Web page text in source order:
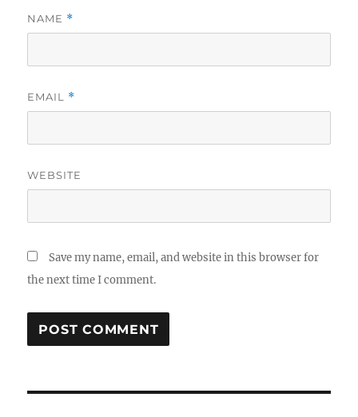
NAME *
EMAIL *
WEBSITE
Save my name, email, and website in this browser for
the next time I comment.